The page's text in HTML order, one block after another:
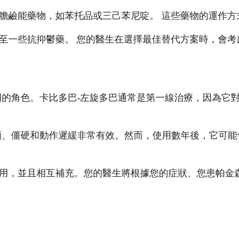
能藥物，如苯托品或三己苯尼啶。 這些藥物的運作
些抗抑鬱藥。 您的醫生在選擇最佳替代方案時，會
角色。卡比多巴-左旋多巴通常是第一線治療，因為
僵硬和動作遲緩非常有效。然而，使用數年後，它
並且相互補充。您的醫生將根據您的症狀、您患帕金